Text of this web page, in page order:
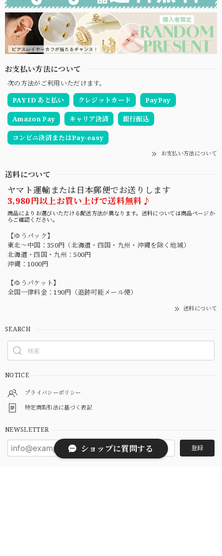
お支払い方法について
次の方法がご利用いただけます。
PAY ID あと払い
クレジットカード PayPay
Amazon Pay キャリア決済 銀行振込
コンビニ決済またはPay-easy
お支払い方法について
送料について
ヤマト運輸または日本郵便でお送りします
3,980円以上お買い上げで送料無料♪
商品によりお選びいただける配送方法が異なります。送料については商品ページか
らご確認ください。
【ゆうパック】
東北〜中国：350円（北海道・四国・九州・沖縄を除く地域）
北海道・四国・九州：500円
沖縄：1000円
【ゆうパケット】
全国一律料金：190円（追跡可能メール便）
送料について
SEARCH
NOTICE
プライバシーポリシー
特定商取引法に基づく表記
NEWSLETTER
登録
ショップに質問する